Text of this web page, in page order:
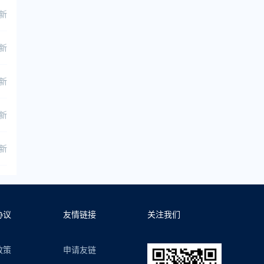
议
策
友情链接
申请友链
关注我们